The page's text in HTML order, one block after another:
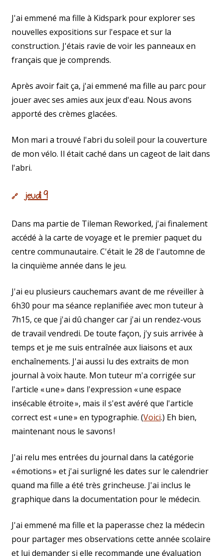
J'ai emmené ma fille à Kidspark pour explorer ses
nouvelles expositions sur l'espace et sur la
construction. J'étais ravie de voir les panneaux en
français que je comprends.
Après avoir fait ça, j'ai emmené ma fille au parc pour
jouer avec ses amies aux jeux d'eau. Nous avons
apporté des crèmes glacées.
Mon mari a trouvé l'abri du soleil pour la couverture
de mon vélo. Il était caché dans un cageot de lait dans
l'abri.
🔗 jeudi 9
Dans ma partie de Tileman Reworked, j'ai finalement
accédé à la carte de voyage et le premier paquet du
centre communautaire. C'était le 28 de l'automne de
la cinquième année dans le jeu.
J'ai eu plusieurs cauchemars avant de me réveiller à
6h30 pour ma séance replanifiée avec mon tuteur à
7h15, ce que j'ai dû changer car j'ai un rendez-vous
de travail vendredi. De toute façon, j'y suis arrivée à
temps et je me suis entraînée aux liaisons et aux
enchaînements. J'ai aussi lu des extraits de mon
journal à voix haute. Mon tuteur m'a corrigée sur
l'article « une » dans l'expression « une espace
insécable étroite », mais il s'est avéré que l'article
correct est « une » en typographie. (Voici.) Eh bien,
maintenant nous le savons !
J'ai relu mes entrées du journal dans la catégorie
« émotions » et j'ai surligné les dates sur le calendrier
quand ma fille a été très grincheuse. J'ai inclus le
graphique dans la documentation pour le médecin.
J'ai emmené ma fille et la paperasse chez la médecin
pour partager mes observations cette année scolaire
et lui demander si elle recommande une évaluation